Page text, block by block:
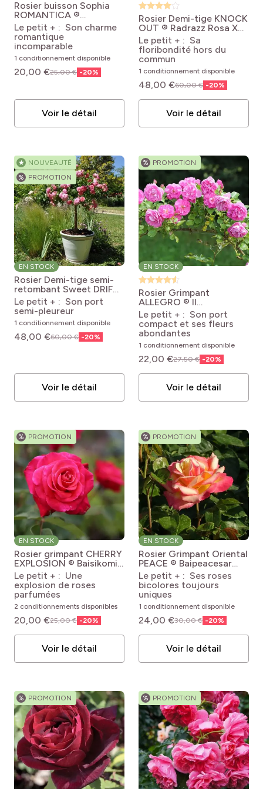
Rareté
Se naturalise (1)
Couvre-sol et talus
Murs et clôtures (50)
L'intérieur
Rosier buisson Sophia
ROMANTICA ®
Meisselpier Rosa
'Meisselpier' SOPHIA
ROMANTICA®
Le petit + : Son charme
romantique
incomparable
1 conditionnement disponible
20,00 €25,00 € -20%
Voir le détail
Rosier Demi-tige KNOCK
OUT ® Radrazz Rosa X
hybrida KNOCK OUT ®
'Radrazz'
Le petit + : Sa
floribondité hors du
commun
1 conditionnement disponible
48,00 €60,00 € -20%
Voir le détail
★ NOUVEAUTÉ
%
PROMOTION
EN STOCK
Rosier Demi-tige semi-
retombant Sweet DRIFT
® Meiswetdom Rosa
Sweet DRIFT ®
Meiswetdom
Le petit + : Son port
semi-pleureur
1 conditionnement disponible
48,00 €60,00 € -20%
Voir le détail
% PROMOTION
EN STOCK
Rosier Grimpant
ALLEGRO ® II
Meileodevin Rosa Allegro
® 'Meileodevin'
Le petit + : Son port
compact et ses fleurs
abondantes
1 conditionnement disponible
22,00 €27,50 € -20%
Voir le détail
% PROMOTION
EN STOCK
Rosier grimpant CHERRY
EXPLOSION ® Baisikomik
Rosa 'Baisikomik'
CHERRY EXPLOSION®
Le petit + : Une
explosion de roses
parfumées
2 conditionnements disponibles
20,00 €25,00 € -20%
Voir le détail
% PROMOTION
EN STOCK
Rosier Grimpant Oriental
PEACE ® Baipeacesar
Rosa 'Baipeacesar' GPT
ORIENTAL PEACE®
Le petit + : Ses roses
bicolores toujours
uniques
1 conditionnement disponible
24,00 €30,00 € -20%
Voir le détail
% PROMOTION % PROMOTION